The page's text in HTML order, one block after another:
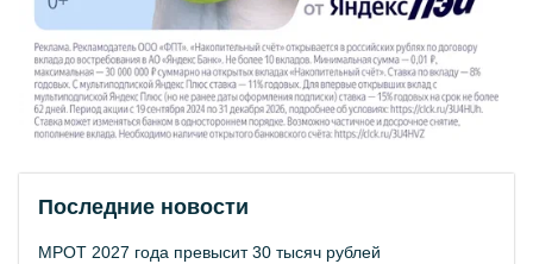
Последние новости
МРОТ 2027 года превысит 30 тысяч рублей